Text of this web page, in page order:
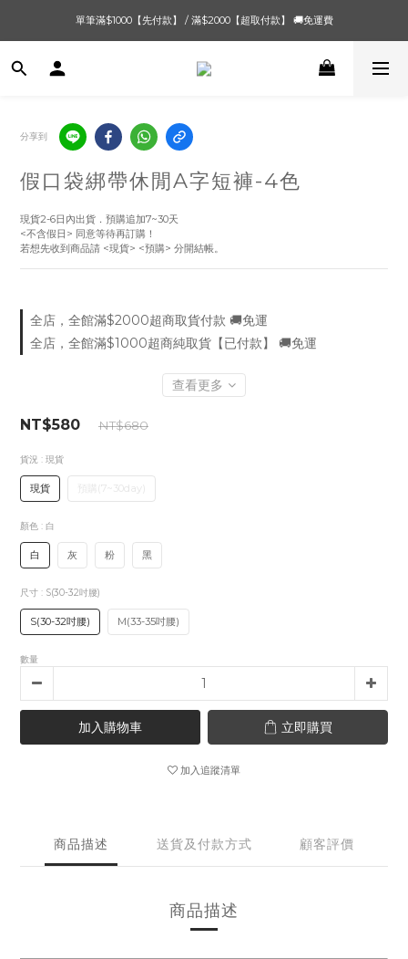
單筆滿$1000【先付款】 / 滿$2000【超取付款】 🚚免運費
單筆滿$1000【先付款】 / 滿$2000【超取付款】 🚚免運費
8/4 夏季最後新品💙20:00 IG直播價 【8/10收單】
分享到
假口袋綁帶休閒A字短褲-4色
現貨2-6日內出貨．預購追加7~30天
<不含假日> 同意等待再訂購！
若想先收到商品請 <現貨> <預購> 分開結帳。
全店，全館滿$2000超商取貨付款 🚚免運
全店，全館滿$1000超商純取貨【已付款】 🚚免運
查看更多
NT$580 NT$680
貨況 : 現貨
現貨 預購(7~30day)
顏色 : 白
白 灰 粉 黑
尺寸 : S(30-32吋腰)
S(30-32吋腰) M(33-35吋腰)
數量
加入購物車 立即購買
加入追蹤清單
商品描述 送貨及付款方式 顧客評價
商品描述